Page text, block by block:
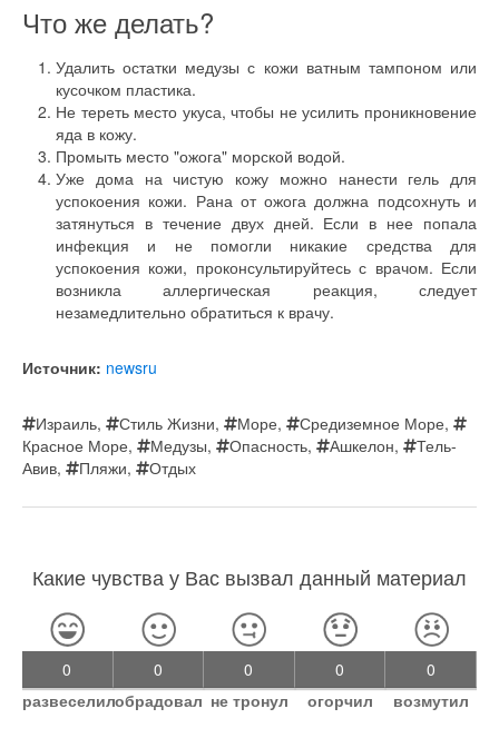
Что же делать?
Удалить остатки медузы с кожи ватным тампоном или
кусочком пластика.
Не тереть место укуса, чтобы не усилить проникновение
яда в кожу.
Промыть место "ожога" морской водой.
Уже дома на чистую кожу можно нанести гель для
успокоения кожи. Рана от ожога должна подсохнуть и
затянуться в течение двух дней. Если в нее попала
инфекция и не помогли никакие средства для
успокоения кожи, проконсультируйтесь с врачом. Если
возникла аллергическая реакция, следует
незамедлительно обратиться к врачу.
Источник: newsru
Израиль, Стиль Жизни, Море, Средиземное Море,
Красное Море, Медузы, Опасность, Ашкелон,
Тель-
Авив, Пляжи, Отдых
Какие чувства у Вас вызвал данный материал
0
развеселил
0
обрадовал
0
не тронул
0
огорчил
0
возмутил